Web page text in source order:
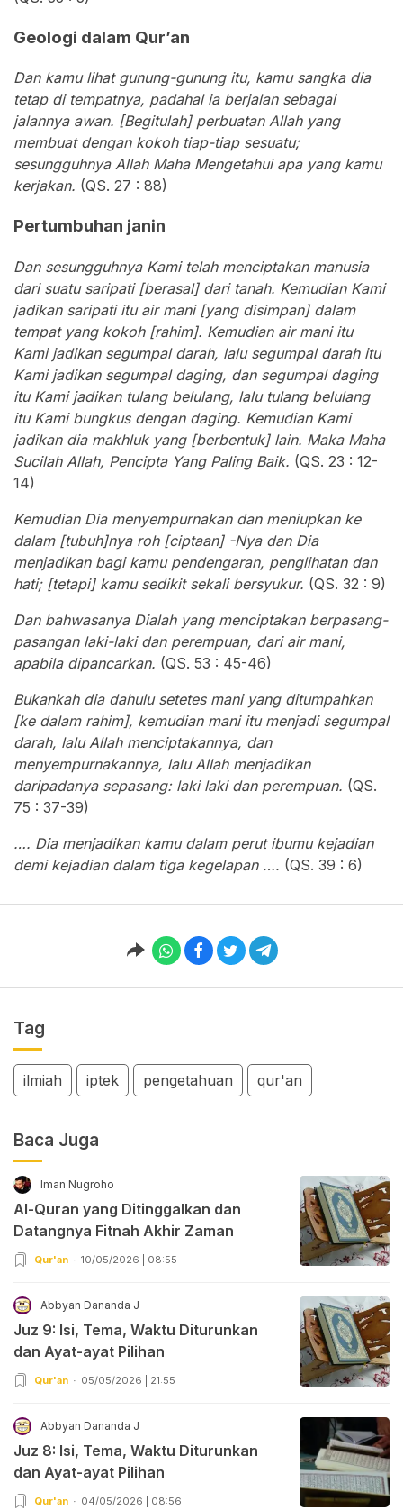
Geologi dalam Qur’an
Dan kamu lihat gunung-gunung itu, kamu sangka dia
tetap di tempatnya, padahal ia berjalan sebagai
jalannya awan. [Begitulah] perbuatan Allah yang
membuat dengan kokoh tiap-tiap sesuatu;
sesungguhnya Allah Maha Mengetahui apa yang kamu
kerjakan. (QS. 27 : 88)
Pertumbuhan janin
Dan sesungguhnya Kami telah menciptakan manusia
dari suatu saripati [berasal] dari tanah. Kemudian Kami
jadikan saripati itu air mani [yang disimpan] dalam
tempat yang kokoh [rahim]. Kemudian air mani itu
Kami jadikan segumpal darah, lalu segumpal darah itu
Kami jadikan segumpal daging, dan segumpal daging
itu Kami jadikan tulang belulang, lalu tulang belulang
itu Kami bungkus dengan daging. Kemudian Kami
jadikan dia makhluk yang [berbentuk] lain. Maka Maha
Sucilah Allah, Pencipta Yang Paling Baik. (QS. 23 : 12-
14)
Kemudian Dia menyempurnakan dan meniupkan ke
dalam [tubuh]nya roh [ciptaan] -Nya dan Dia
menjadikan bagi kamu pendengaran, penglihatan dan
hati; [tetapi] kamu sedikit sekali bersyukur. (QS. 32 : 9)
Dan bahwasanya Dialah yang menciptakan berpasang-
pasangan laki-laki dan perempuan, dari air mani,
apabila dipancarkan. (QS. 53 : 45-46)
Bukankah dia dahulu setetes mani yang ditumpahkan
[ke dalam rahim], kemudian mani itu menjadi segumpal
darah, lalu Allah menciptakannya, dan
menyempurnakannya, lalu Allah menjadikan
daripadanya sepasang: laki laki dan perempuan. (QS.
75 : 37-39)
…. Dia menjadikan kamu dalam perut ibumu kejadian
demi kejadian dalam tiga kegelapan …. (QS. 39 : 6)
Tag
ilmiah iptek pengetahuan qur'an
Baca Juga
Iman Nugroho
Al-Quran yang Ditinggalkan dan
Datangnya Fitnah Akhir Zaman
Qur'an 10/05/2026 | 08:55
Abbyan Dananda J
Juz 9: Isi, Tema, Waktu Diturunkan
dan Ayat-ayat Pilihan
Qur'an 05/05/2026 | 21:55
Abbyan Dananda J
Juz 8: Isi, Tema, Waktu Diturunkan
dan Ayat-ayat Pilihan
Qur'an 04/05/2026 | 08:56